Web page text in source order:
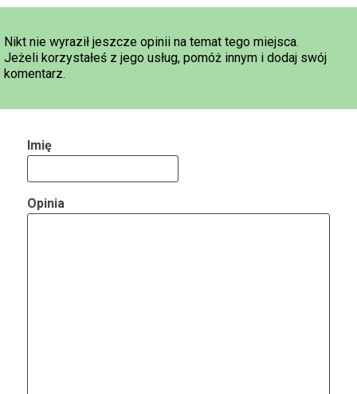
Nikt nie wyraził jeszcze opinii na temat tego miejsca.
Jeżeli korzystałeś z jego usług, pomóż innym i dodaj swój
komentarz.
Imię
Opinia